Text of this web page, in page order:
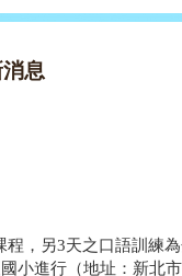
息
程，另3天之口語訓練
小進行（地址：新北